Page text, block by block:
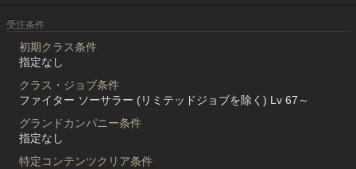
受注条件
初期クラス条件
指定なし
クラス・ジョブ条件
ファイター ソーサラー (リミテッドジョブを除く) Lv 67～
グランドカンパニー条件
指定なし
特定コンテンツクリア条件